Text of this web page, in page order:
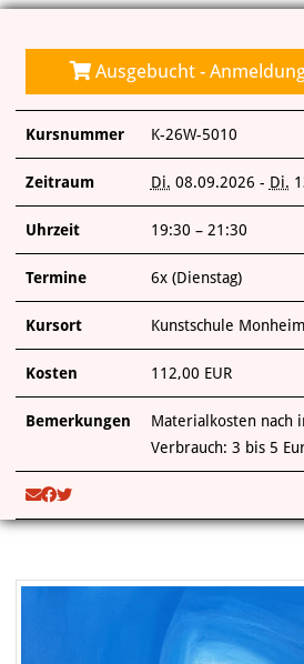
ÜBER UNS
Ausgebucht -
Kursnummer K-26W-5010
Zeitraum Di. 08.09.2026 - Di.
Uhrzeit 19:30 – 21:30
Termine 6x (Dienstag)
Kursort Kunstschule
Kosten 112,00 EUR
Bemerkungen
Materialkosten nach
Verbrauch: 3 bis 5